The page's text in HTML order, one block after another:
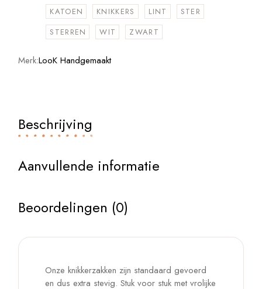
KATOEN
KNIKKERS LINT
STER
STERREN
WIT ZWART
Merk:LooK Handgemaakt
Beschrijving
Aanvullende informatie
Beoordelingen (0)
Onze knikkerzakken zijn standaard gevoerd
en dus extra stevig. Stuk voor stuk met vrolijke